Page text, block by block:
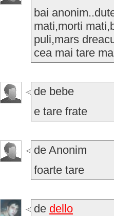
bai
mati,morti
puli,mars
cea mai tare
de bebe
e tare frate
de Anonim
foarte tare
de dello